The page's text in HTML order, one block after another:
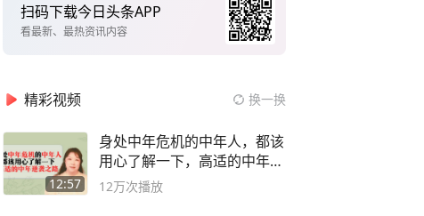
扫码下载今日头条APP
看最新、最热资讯内容
精彩视频 换一换
12:57
身处中年危机的中年人，都该
用心了解一下，高适的中年逆
袭之路
12万次播放